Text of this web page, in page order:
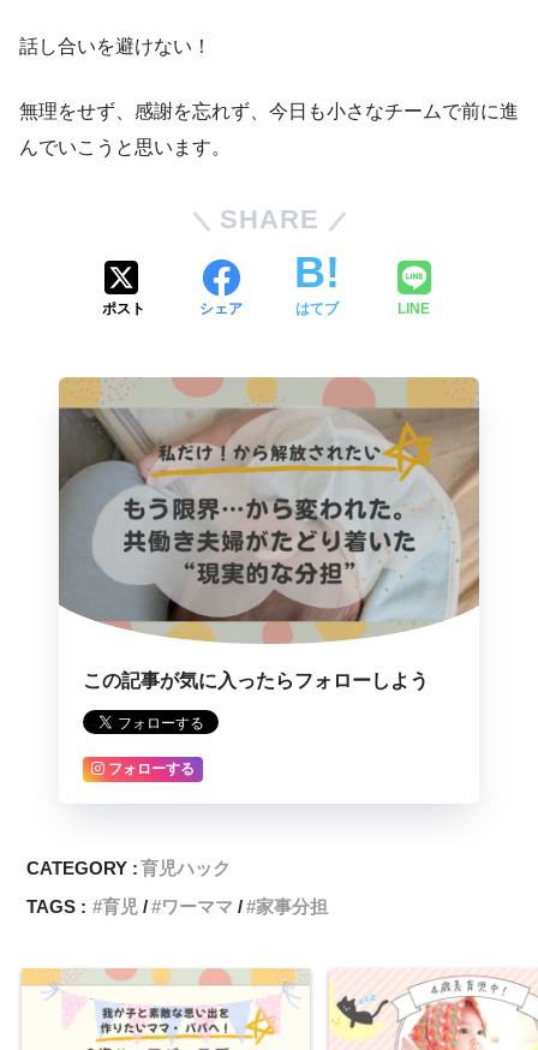
話し合いを避けない！
無理をせず、感謝を忘れず、今日も小さなチームで前に進
んでいこうと思います。
SHARE
ポスト シェア はてブ LINE
この記事が気に入ったらフォローしよう
フォローする
CATEGORY :育児ハック
TAGS :
育児 ワーママ 家事分担